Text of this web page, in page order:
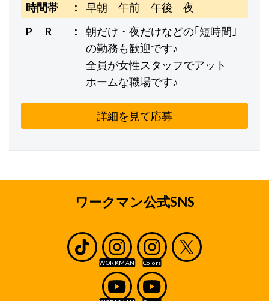
時間帯
早朝 午前 午後 夜
P R
朝だけ・夜だけなどの｢短時間｣
の勤務も歓迎です♪
全員が女性スタッフでアット
ホームな職場です♪
詳細を見て応募
ワークマン公式SNS